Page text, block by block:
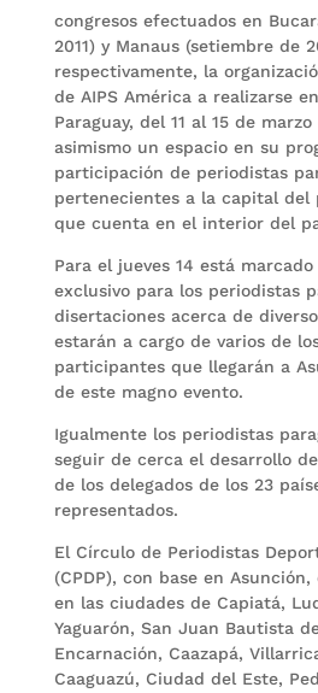
congresos efectuados en
2011) y Manaus (setiembre de
respectivamente, la
de AIPS América a realizarse
Paraguay, del 11 al 15 de
asimismo un espacio en su
participación de periodistas
pertenecientes a la capital del
que cuenta en el interior del
Para el jueves 14 está
exclusivo para los periodistas
disertaciones acerca de
estarán a cargo de varios de
participantes que llegarán a
de este magno evento.
Igualmente los periodistas
seguir de cerca el desarrollo
de los delegados de los 23
representados.
El Círculo de Periodistas
(CPDP), con base en
en las ciudades de Capiatá,
Yaguarón, San Juan Bautista
Encarnación, Caazapá,
Caaguazú, Ciudad del Este,